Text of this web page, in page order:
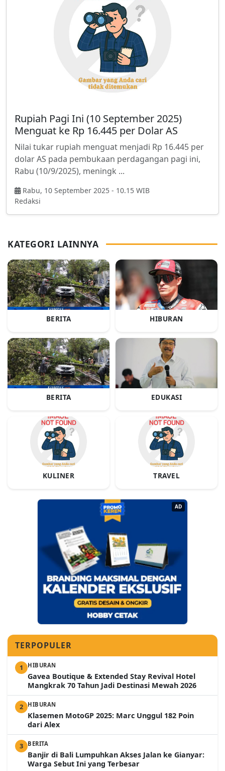
Rupiah Pagi Ini (10 September 2025)
Menguat ke Rp 16.445 per Dolar AS
Nilai tukar rupiah menguat menjadi Rp 16.445 per
dolar AS pada pembukaan perdagangan pagi ini,
Rabu (10/9/2025), meningk ...
Rabu, 10 September 2025 - 10.15 WIB
Redaksi
KATEGORI LAINNYA
BERITA HIBURAN
BERITA EDUKASI
KULINER TRAVEL
AD
TERPOPULER
1 HIBURAN
Gavea Boutique & Extended Stay Revival Hotel
Mangkrak 70 Tahun Jadi Destinasi Mewah 2026
2 HIBURAN
Klasemen MotoGP 2025: Marc Unggul 182 Poin
dari Alex
3 BERITA
Banjir di Bali Lumpuhkan Akses Jalan ke Gianyar:
Warga Sebut Ini yang Terbesar